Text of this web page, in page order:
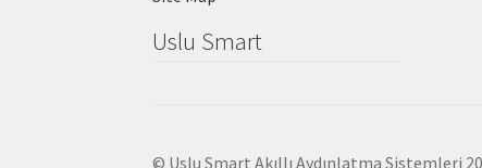
Uslu Smart
© Uslu Smart Akıllı Aydınlatma Sistemleri